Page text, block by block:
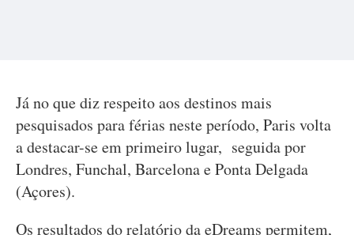
Já no que diz respeito aos destinos mais
pesquisados para férias neste período, Paris volta
a destacar-se em primeiro lugar, seguida por
Londres, Funchal, Barcelona e Ponta Delgada
(Açores).
Os resultados do relatório da eDreams permitem,